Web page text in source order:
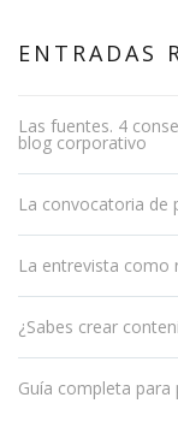
ENTRADAS
Las fuentes. 4
blog corporativo
La convocatoria de
La entrevista como
¿Sabes crear
Guía completa